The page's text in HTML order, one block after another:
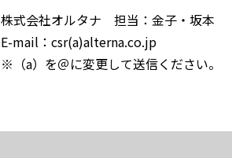
株式会社オルタナ 担当：金子・坂本
E-mail：csr(a)alterna.co.jp
※（a）を＠に変更して送信ください。